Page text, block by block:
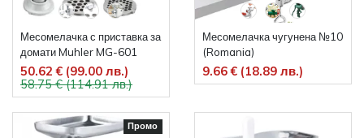
Месомелачка с приставка за
домати Muhler MG-601
50.62 € (99.00 лв.)
58.75 € (114.91 лв.)
Месомелачка чугунена №10
(Romania)
9.66 € (18.89 лв.)
Промо